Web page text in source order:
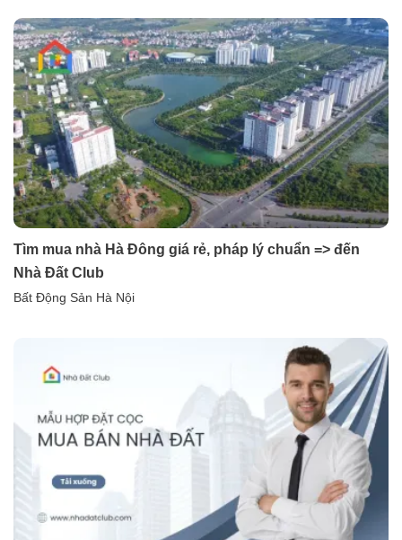
Tìm mua nhà Hà Đông giá rẻ, pháp lý chuẩn => đến
Nhà Đất Club
Bất Động Sản Hà Nội